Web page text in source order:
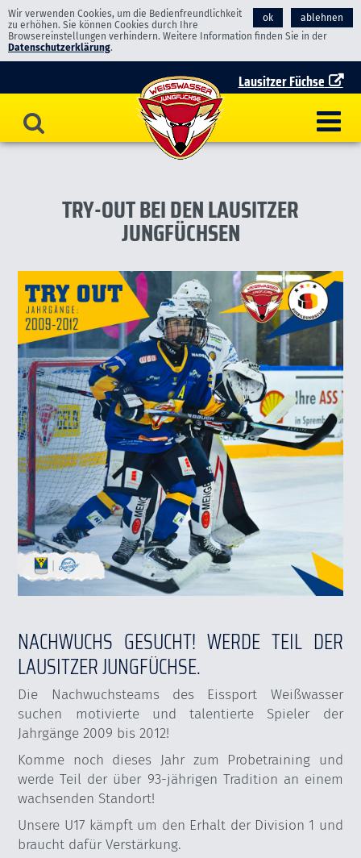
ok ablehnen
Wir verwenden Cookies, um die Bedienfreundlichkeit
zu erhöhen. Sie können Cookies durch Ihre
Browsereinstellungen verhindern. Weitere Information finden Sie in der
Datenschutzerklärung.
Lausitzer Füchse
TRY-OUT BEI DEN LAUSITZER
JUNGFÜCHSEN
NACHWUCHS GESUCHT! WERDE TEIL DER
LAUSITZER JUNGFÜCHSE.
Die Nachwuchsteams des Eissport Weißwasser
suchen motivierte und talentierte Spieler der
Jahrgänge 2009 bis 2012!
Komme noch dieses Jahr zum Probetraining und
werde Teil der über 93-jährigen Tradition an einem
wachsenden Standort!
Unsere U17 kämpft um den Erhalt der Division 1 und
braucht dafür Verstärkung.